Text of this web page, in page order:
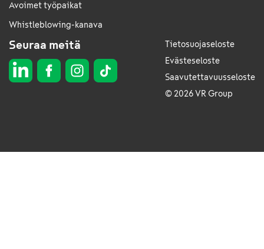
Avoimet työpaikat
Whistleblowing-kanava
Seuraa meitä
Tietosuojaseloste
Evästeseloste
Saavutettavuusseloste
© 2026 VR Group